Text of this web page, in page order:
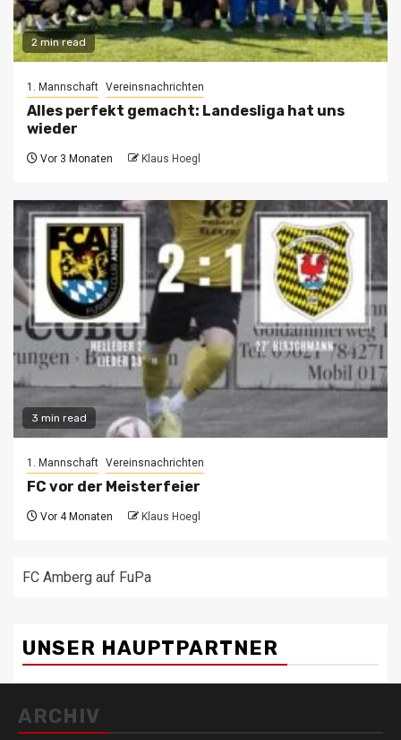
2 min read
1. Mannschaft Vereinsnachrichten
Alles perfekt gemacht: Landesliga hat uns
wieder
Vor 3 Monaten Klaus Hoegl
3 min read
1. Mannschaft Vereinsnachrichten
FC vor der Meisterfeier
Vor 4 Monaten Klaus Hoegl
FC Amberg auf FuPa
UNSER HAUPTPARTNER
ARCHIV